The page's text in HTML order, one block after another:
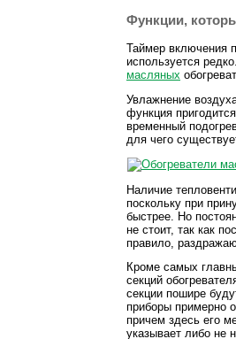
Функции,
Таймер включения
используется
масляных
Увлажнение
функция
временный
для чего
Наличие
поскольку при
быстрее. Но
не стоит, так как
правило,
Кроме самых
секций
секции пошире
приборы примерно
причем здесь его
указывает либо не